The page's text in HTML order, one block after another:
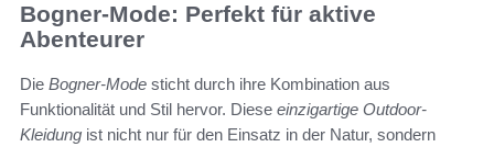
Bogner-Mode: Perfekt für aktive
Abenteurer
Die Bogner-Mode sticht durch ihre Kombination aus
Funktionalität und Stil hervor. Diese einzigartige Outdoor-
Kleidung ist nicht nur für den Einsatz in der Natur, sondern